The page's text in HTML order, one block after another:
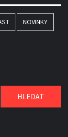
NOVINKY